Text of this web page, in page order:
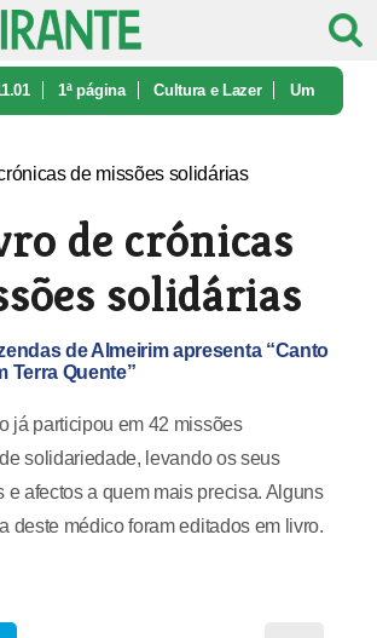
1ª página Cultura e Lazer Um
de crónicas
solidárias
de Almeirim apresenta “Canto
Terra Quente”
já participou em 42 missões
solidariedade, levando os seus
e afectos a quem mais precisa. Alguns
deste médico foram editados em livro.